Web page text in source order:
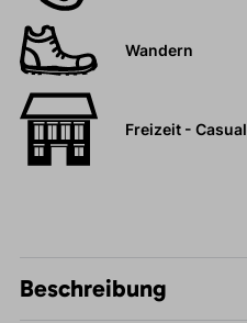
Wandern
Freizeit - Casual
Beschreibung